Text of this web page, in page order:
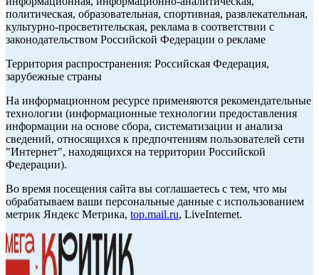
политическая, образовательная, спортивная, развлекательная,
культурно-просветительская, реклама в соответствии с
законодательством Российской Федерации о рекламе
Территория распространения: Российская Федерация,
зарубежные страны
На информационном ресурсе применяются рекомендательные
технологии (информационные технологии предоставления
информации на основе сбора, систематизации и анализа
сведений, относящихся к предпочтениям пользователей сети
"Интернет", находящихся на территории Российской
Федерации).
Во время посещения сайта вы соглашаетесь с тем, что мы
обрабатываем ваши персональные данные с использованием
метрик Яндекс Метрика, top.mail.ru, LiveInternet.